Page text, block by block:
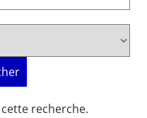
recherche.